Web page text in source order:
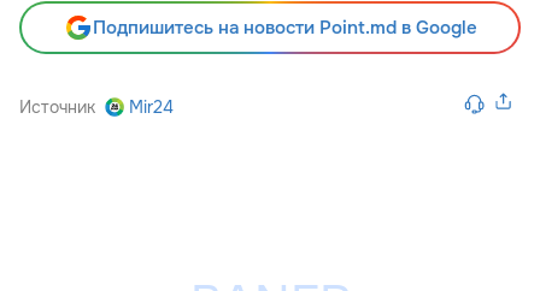
Подпишитесь на новости Point.md в Google
Источник Mir24